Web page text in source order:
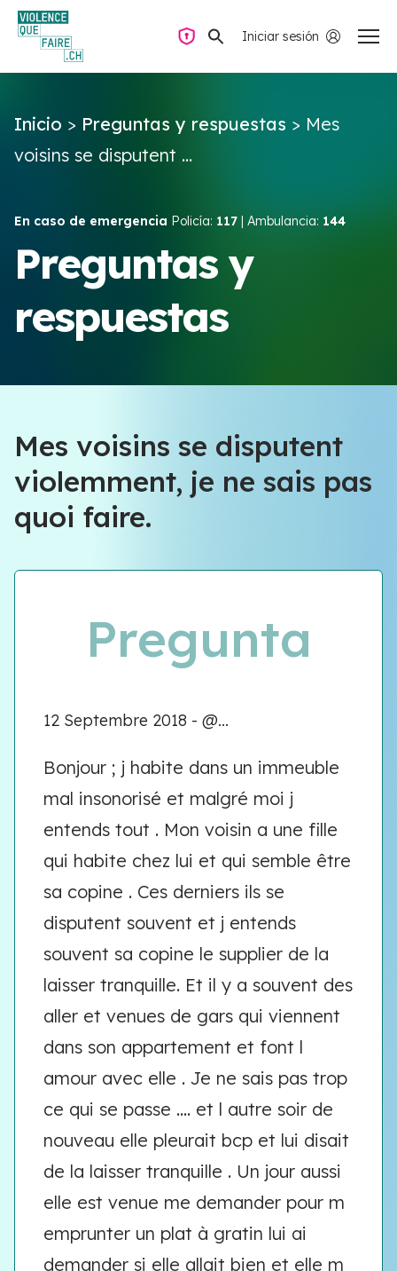
Iniciar sesión
Preguntas y respuestas
Violencia de pareja
Recursos y campañas
Navegación privada
Inicio > Preguntas y respuestas > Mes
voisins se disputent ...
En caso de emergencia Policía: 117 | Ambulancia: 144
Preguntas y
respuestas
Mes voisins se disputent
violemment, je ne sais pas
quoi faire.
Pregunta
12 Septembre 2018 - @...
Bonjour ; j habite dans un immeuble
mal insonorisé et malgré moi j
entends tout . Mon voisin a une fille
qui habite chez lui et qui semble être
sa copine . Ces derniers ils se
disputent souvent et j entends
souvent sa copine le supplier de la
laisser tranquille. Et il y a souvent des
aller et venues de gars qui viennent
dans son appartement et font l
amour avec elle . Je ne sais pas trop
ce qui se passe .... et l autre soir de
nouveau elle pleurait bcp et lui disait
de la laisser tranquille . Un jour aussi
elle est venue me demander pour m
emprunter un plat à gratin lui ai
demander si elle allait bien et elle m